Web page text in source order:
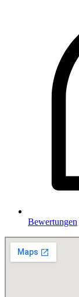
Bewertungen